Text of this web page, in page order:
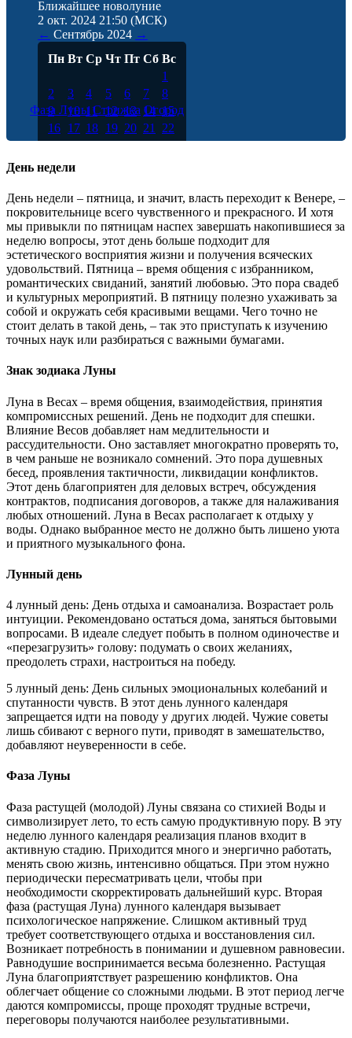
Ближайшее новолуние
2 окт. 2024 21:50 (МСК)
← Сентябрь 2024 →
Пн Вт Ср Чт Пт Сб Вс
1
2
3 4 5 6 7
8
9
10 11 12 13 14 15
16 17 18 19 20 21
22
23 24 25 26 27 28
29 30
Фаза Луны Стрижка Огород
День недели
День недели – пятница, и значит, власть переходит к Венере, –
покровительнице всего чувственного и прекрасного. И хотя
мы привыкли по пятницам наспех завершать накопившиеся за
неделю вопросы, этот день больше подходит для
эстетического восприятия жизни и получения всяческих
удовольствий. Пятница – время общения с избранником,
романтических свиданий, занятий любовью. Это пора свадеб
и культурных мероприятий. В пятницу полезно ухаживать за
собой и окружать себя красивыми вещами. Чего точно не
стоит делать в такой день, – так это приступать к изучению
точных наук или разбираться с важными бумагами.
Знак зодиака Луны
Луна в Весах – время общения, взаимодействия, принятия
компромиссных решений. День не подходит для спешки.
Влияние Весов добавляет нам медлительности и
рассудительности. Оно заставляет многократно проверять то,
в чем раньше не возникало сомнений. Это пора душевных
бесед, проявления тактичности, ликвидации конфликтов.
Этот день благоприятен для деловых встреч, обсуждения
контрактов, подписания договоров, а также для налаживания
любых отношений. Луна в Весах располагает к отдыху у
воды. Однако выбранное место не должно быть лишено уюта
и приятного музыкального фона.
Лунный день
4 лунный день: День отдыха и самоанализа. Возрастает роль
интуиции. Рекомендовано остаться дома, заняться бытовыми
вопросами. В идеале следует побыть в полном одиночестве и
«перезагрузить» голову: подумать о своих желаниях,
преодолеть страхи, настроиться на победу.
5 лунный день: День сильных эмоциональных колебаний и
спутанности чувств. В этот день лунного календаря
запрещается идти на поводу у других людей. Чужие советы
лишь сбивают с верного пути, приводят в замешательство,
добавляют неуверенности в себе.
Фаза Луны
Фаза растущей (молодой) Луны связана со стихией Воды и
символизирует лето, то есть самую продуктивную пору. В эту
неделю лунного календаря реализация планов входит в
активную стадию. Приходится много и энергично работать,
менять свою жизнь, интенсивно общаться. При этом нужно
периодически пересматривать цели, чтобы при
необходимости скорректировать дальнейший курс. Вторая
фаза (растущая Луна) лунного календаря вызывает
психологическое напряжение. Слишком активный труд
требует соответствующего отдыха и восстановления сил.
Возникает потребность в понимании и душевном равновесии.
Равнодушие воспринимается весьма болезненно. Растущая
Луна благоприятствует разрешению конфликтов. Она
облегчает общение со сложными людьми. В этот период легче
даются компромиссы, проще проходят трудные встречи,
переговоры получаются наиболее результативными.